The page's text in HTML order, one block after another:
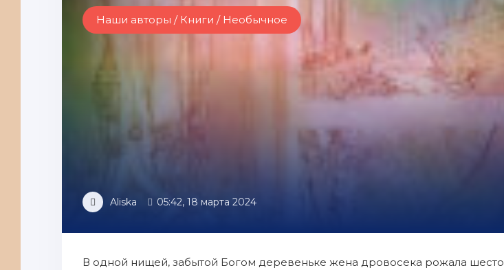
Наши авторы / Книги / Необычное
Aliska 05:42, 18 марта 2024
В одной нищей, забытой Богом деревеньке жена дровосека рожала